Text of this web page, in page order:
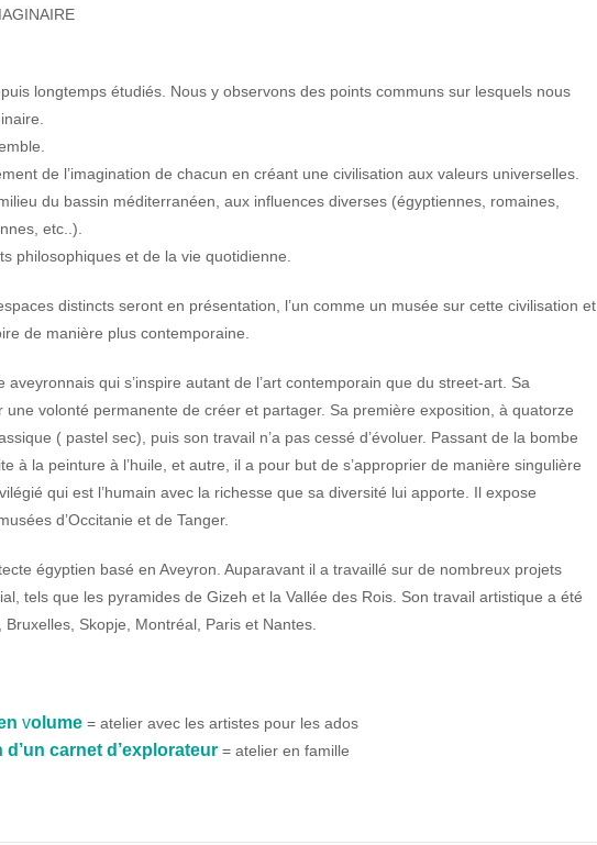
longtemps étudiés. Nous y observons des points communs sur lesquels nous
de l’imagination de chacun en créant une civilisation aux valeurs universelles.
du bassin méditerranéen, aux influences diverses (égyptiennes, romaines,
etc..).
philosophiques et de la vie quotidienne.
distincts seront en présentation, l’un comme un musée sur cette civilisation et
de manière plus contemporaine.
aveyronnais qui s’inspire autant de l’art contemporain que du street-art. Sa
volonté permanente de créer et partager. Sa première exposition, à quatorze
( pastel sec), puis son travail n’a pas cessé d’évoluer. Passant de la bombe
à la peinture à l’huile, et autre, il a pour but de s’approprier de manière singulière
qui est l’humain avec la richesse que sa diversité lui apporte. Il expose
d’Occitanie et de Tanger.
égyptien basé en Aveyron. Auparavant il a travaillé sur de nombreux projets
tels que les pyramides de Gizeh et la Vallée des Rois. Son travail artistique a été
Skopje, Montréal, Paris et Nantes.
volume = atelier avec les artistes pour les ados
d’un carnet d’explorateur = atelier en famille